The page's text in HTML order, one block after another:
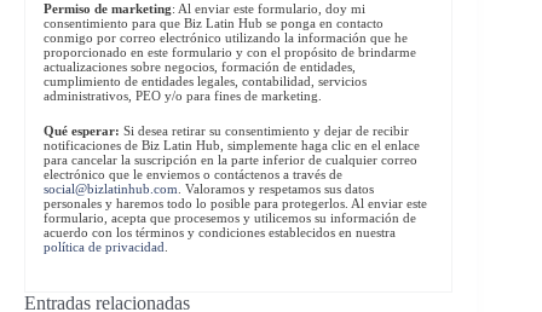
Permiso de marketing: Al enviar este formulario, doy mi
consentimiento para que Biz Latin Hub se ponga en contacto
conmigo por correo electrónico utilizando la información que he
proporcionado en este formulario y con el propósito de brindarme
actualizaciones sobre negocios, formación de entidades,
cumplimiento de entidades legales, contabilidad, servicios
administrativos, PEO y/o para fines de marketing.
Qué esperar: Si desea retirar su consentimiento y dejar de recibir
notificaciones de Biz Latin Hub, simplemente haga clic en el enlace
para cancelar la suscripción en la parte inferior de cualquier correo
electrónico que le enviemos o contáctenos a través de
social@bizlatinhub.com . Valoramos y respetamos sus datos
personales y haremos todo lo posible para protegerlos. Al enviar este
formulario, acepta que procesemos y utilicemos su información de
acuerdo con los términos y condiciones establecidos en nuestra
política de privacidad
Entradas relacionadas